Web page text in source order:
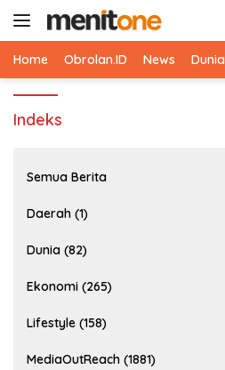
Home Obrolan.ID News Dunia
Indeks
Semua Berita
Daerah (1)
Dunia (82)
Ekonomi (265)
Lifestyle (158)
MediaOutReach (1881)